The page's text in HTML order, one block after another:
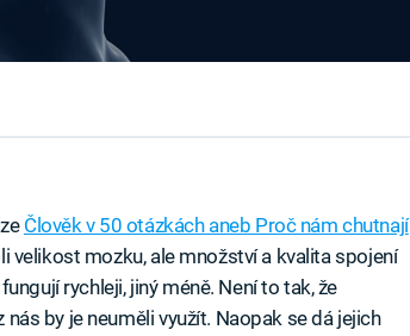
Člověk v 50 otázkách aneb Proč nám chutnají
velikost mozku, ale množství a kvalita spojení
rychleji, jiný méně. Není to tak, že
by je neuměli využít. Naopak se dá jejich